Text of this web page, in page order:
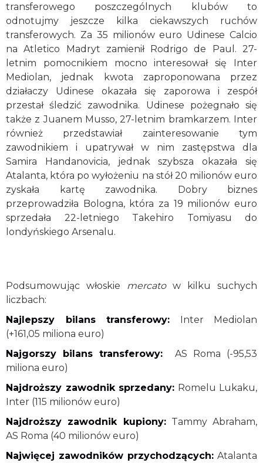
transferowego poszczególnych klubów to
odnotujmy jeszcze kilka ciekawszych ruchów
transferowych. Za 35 milionów euro Udinese Calcio
na Atletico Madryt zamienił Rodrigo de Paul. 27-
letnim pomocnikiem mocno interesował się Inter
Mediolan, jednak kwota zaproponowana przez
działaczy Udinese okazała się zaporowa i zespół
przestał śledzić zawodnika. Udinese pożegnało się
także z Juanem Musso, 27-letnim bramkarzem. Inter
również przedstawiał zainteresowanie tym
zawodnikiem i upatrywał w nim zastępstwa dla
Samira Handanovicia, jednak szybsza okazała się
Atalanta, która po wyłożeniu na stół 20 milionów euro
zyskała kartę zawodnika. Dobry biznes
przeprowadziła Bologna, która za 19 milionów euro
sprzedała 22-letniego Takehiro Tomiyasu do
londyńskiego Arsenalu.
Podsumowując włoskie mercatow kilku suchych
liczbach:
Najlepszy bilans transferowy: Inter Mediolan
(+161,05 miliona euro)
Najgorszy bilans transferowy:
AS Roma (-95,53
miliona euro)
Najdroższy zawodnik sprzedany: Romelu Lukaku,
Inter (115 milionów euro)
Najdroższy zawodnik kupiony:Tammy Abraham,
AS Roma (40 milionów euro)
Najwięcej zawodników przychodzących: Atalanta